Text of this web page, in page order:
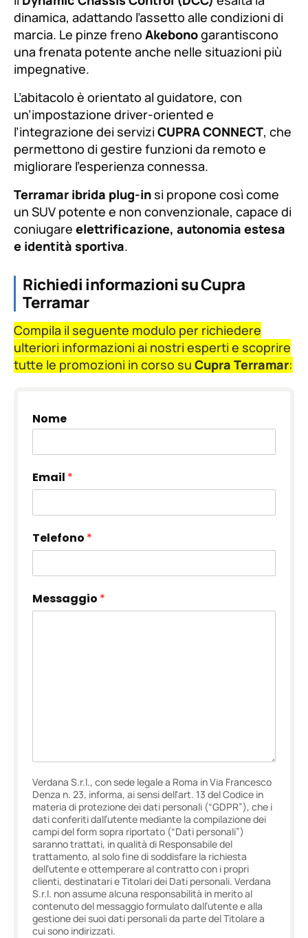
dinamica, adattando l’assetto alle condizioni di
marcia. Le pinze freno Akebonogarantiscono
una frenata potente anche nelle situazioni più
impegnative.
L’abitacolo è orientato al guidatore, con
un’impostazione driver-oriented e
l’integrazione dei servizi CUPRA CONNECT, che
permettono di gestire funzioni da remoto e
migliorare l’esperienza connessa.
Terramar ibrida plug-insi propone così come
un SUV potente e non convenzionale, capace di
coniugare elettrificazione, autonomia estesa
e identità sportiva.
Richiedi informazioni su Cupra
Terramar
Compila il seguente modulo per richiedere
ulteriori informazioni ai nostri esperti e scoprire
tutte le promozioni in corso su Cupra Terramar:
Nome
Email *
Telefono *
Messaggio *
Verdana S.r.l., con sede legale a Roma in Via Francesco
Denza n. 23, informa, ai sensi dell'art. 13 del Codice in
materia di protezione dei dati personali (“GDPR”), che i
dati conferiti dall’utente mediante la compilazione dei
campi del form sopra riportato (“Dati personali”)
saranno trattati, in qualità di Responsabile del
trattamento, al solo fine di soddisfare la richiesta
dell’utente e ottemperare al contratto con i propri
clienti, destinatari e Titolari dei Dati personali. Verdana
S.r.l. non assume alcuna responsabilità in merito al
contenuto del messaggio formulato dall’utente e alla
gestione dei suoi dati personali da parte del Titolare a
cui sono indirizzati.